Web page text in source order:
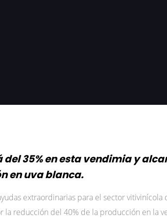
35% en esta vendimia y
en uva blanca.
extraordinarias para el sector vitivinícola
reducción del 40% de la producción en la